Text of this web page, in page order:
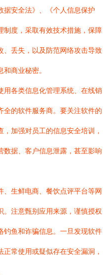
据安全法》、《个人信息保护
制度，采取有效技术措施，保障
、丢失，以及防范网络攻击导致
商业秘密。
用各类信息化管理系统、在线销
全的软件服务商。要关注软件的
加强对员工的信息安全培训，
数据、客户信息泄露，甚至影响
、生鲜电商、餐饮点评平台等网
。注意甄别应用来源，谨慎授权
钓鱼和诈骗信息。一旦发现软件
常使用或疑似存在安全漏洞，